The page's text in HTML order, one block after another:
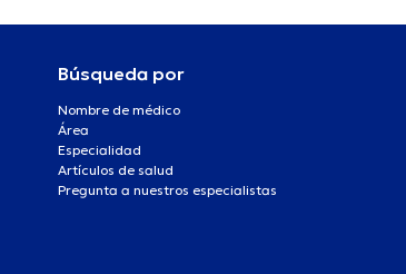
Búsqueda por
Nombre de médico
Área
Especialidad
Artículos de salud
Pregunta a nuestros especialistas